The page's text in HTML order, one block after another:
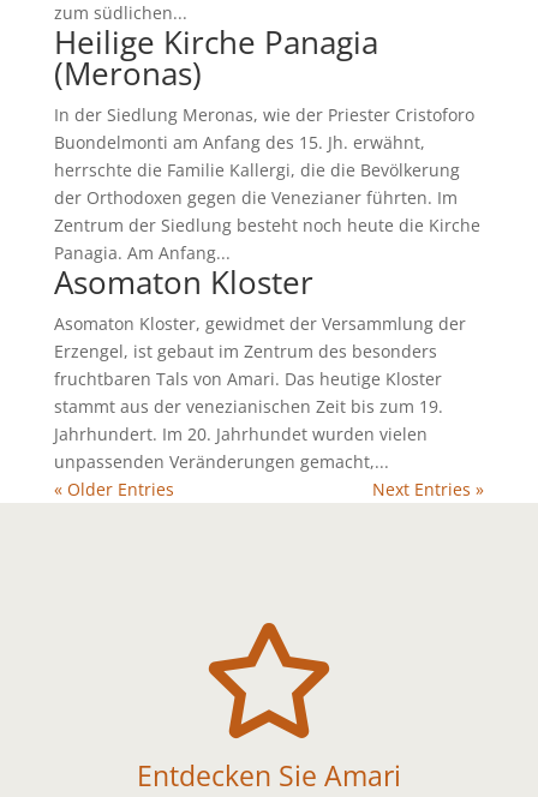
zum südlichen...
Heilige Kirche Panagia
(Meronas)
In der Siedlung Meronas, wie der Priester Cristoforo
Buondelmonti am Anfang des 15. Jh. erwähnt,
herrschte die Familie Kallergi, die die Bevölkerung
der Orthodoxen gegen die Venezianer führten. Im
Zentrum der Siedlung besteht noch heute die Kirche
Panagia. Am Anfang...
Asomaton Kloster
Asomaton Kloster, gewidmet der Versammlung der
Erzengel, ist gebaut im Zentrum des besonders
fruchtbaren Tals von Amari. Das heutige Kloster
stammt aus der venezianischen Zeit bis zum 19.
Jahrhundert. Im 20. Jahrhundet wurden vielen
unpassenden Veränderungen gemacht,...
« Older Entries
Next Entries »

Entdecken Sie Amari